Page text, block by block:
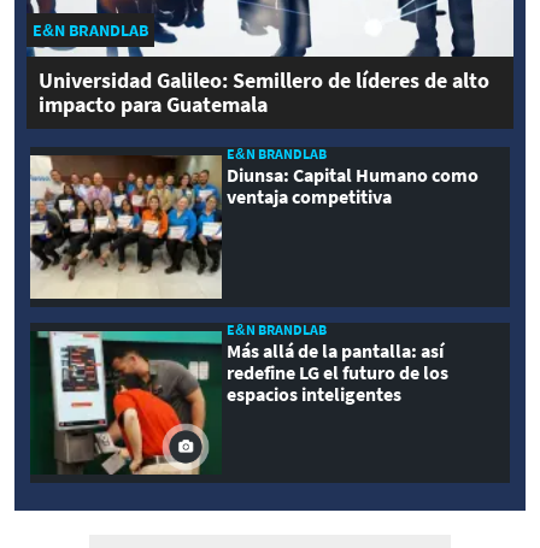
E&N BRANDLAB
Universidad Galileo: Semillero de líderes de alto
impacto para Guatemala
E&N BRANDLAB
Diunsa: Capital Humano como
ventaja competitiva
E&N BRANDLAB
Más allá de la pantalla: así
redefine LG el futuro de los
espacios inteligentes